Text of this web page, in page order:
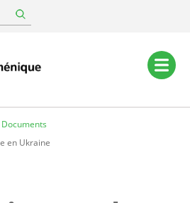
Documents
en Ukraine